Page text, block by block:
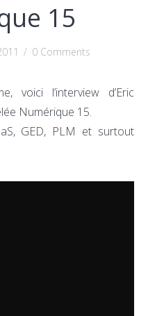
15
/ 0 Comments
voici l’interview d’Eric
Numérique 15.
GED, PLM et surtout